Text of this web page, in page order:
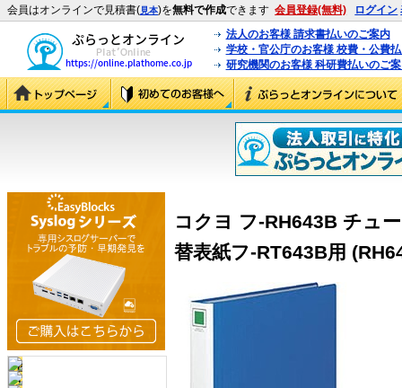
会員はオンラインで見積書(見本)を無料で作成できます 会員登録(無料) ログイン
法人のお客様 請求書払いのご案内
学校・官公庁のお客様 校費・公費
研究機関のお客様 科研費払いのご
コクヨ フ-RH643B チュ
替表紙フ-RT643B用